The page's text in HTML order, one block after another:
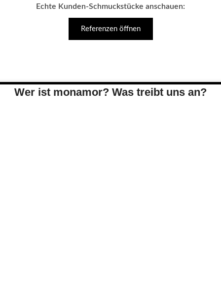
Echte Kunden-Schmuckstücke anschauen:
Referenzen öffnen
Wer ist monamor? Was treibt uns an?